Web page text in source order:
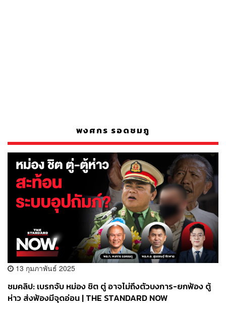
พงศกร รอดชมภู
13 กุมภาพันธ์ 2025
ชมคลิป: เบรกจับ หม่อง ชิต ตู่ อาจไม่ถึงตัวบงการ-ยกฟ้อง ตู้
ห่าว ส่งฟ้องมีจุดอ่อน | THE STANDARD NOW